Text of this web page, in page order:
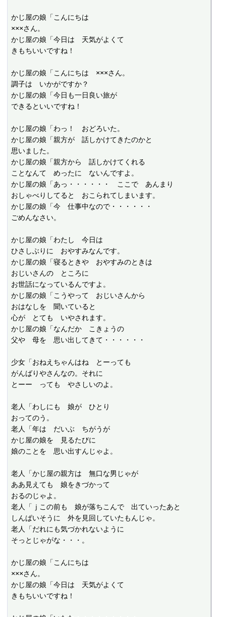
かじ屋の娘「こんにちは
×××さん。
かじ屋の娘「今日は　天気がよくて
きもちいいですね！
かじ屋の娘「こんにちは　×××さん。
調子は　いかがですか？
かじ屋の娘「今日も一日良い旅が
できるといいですね！
かじ屋の娘「わっ！　おどろいた。
かじ屋の娘「親方が　話しかけてきたのかと
思いました。
かじ屋の娘「親方から　話しかけてくれる
ことなんて　めったに　ないんですよ。
かじ屋の娘「あっ・・・・・・　ここで　あんまり
おしゃべりしてると　おこられてしまいます。
かじ屋の娘「今　仕事中なので・・・・・・
ごめんなさい。
かじ屋の娘「わたし　今日は
ひさしぶりに　おやすみなんです。
かじ屋の娘「寝るときや　おやすみのときは
おじいさんの　ところに
お世話になっているんですよ。
かじ屋の娘「こうやって　おじいさんから
おはなしを　聞いていると
心が　とても　いやされます。
かじ屋の娘「なんだか　こきょうの
父や　母を　思い出してきて・・・・・・
少女「おねえちゃんはね　とーっても
がんばりやさんなの。それに
とーー　っても　やさしいのよ。
老人「わしにも　娘が　ひとり
おってのう。
老人「年は　だいぶ　ちがうが
かじ屋の娘を　見るたびに
娘のことを　思い出すんじゃよ。
老人「かじ屋の親方は　無口な男じゃが
ああ見えても　娘をきづかって
おるのじゃよ。
老人「ｊこの前も　娘が落ちこんで　出ていったあと
しんぱいそうに　外を見回していたもんじゃ。
老人「だれにも気づかれないように
そっとじゃがな・・・。
かじ屋の娘「こんにちは
×××さん。
かじ屋の娘「今日は　天気がよくて
きもちいいですね！